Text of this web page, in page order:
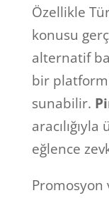
Özellikle
konusu
alternatif
bir
sunabilir.
eğlence